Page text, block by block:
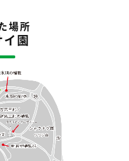
場所
イ園